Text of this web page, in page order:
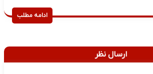
ادامه مطلب
ارسال نظر